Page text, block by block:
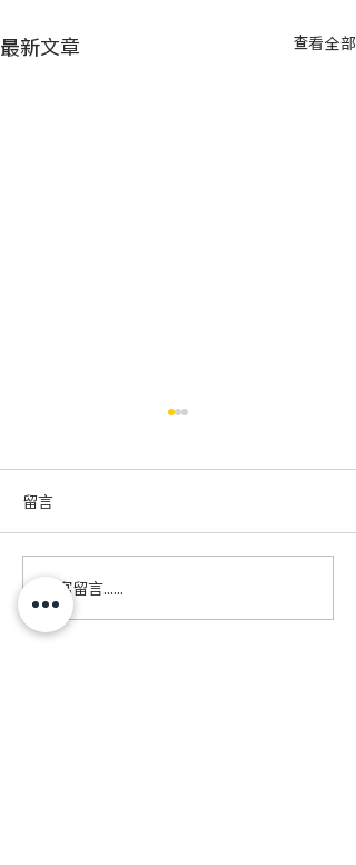
最新文章 查看全部
【軟餐俠星級分享🤩】共
融廚房 - 一餸兩食的GIGI
留言
撰寫留言......